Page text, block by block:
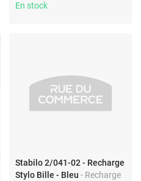
En stock
Stabilo 2/041-02 - Recharge
Stylo Bille - Bleu - Recharge